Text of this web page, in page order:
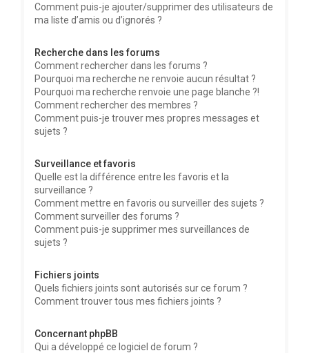
Comment puis-je ajouter/supprimer des utilisateurs de
ma liste d’amis ou d’ignorés ?
Recherche dans les forums
Comment rechercher dans les forums ?
Pourquoi ma recherche ne renvoie aucun résultat ?
Pourquoi ma recherche renvoie une page blanche ?!
Comment rechercher des membres ?
Comment puis-je trouver mes propres messages et
sujets ?
Surveillance et favoris
Quelle est la différence entre les favoris et la
surveillance ?
Comment mettre en favoris ou surveiller des sujets ?
Comment surveiller des forums ?
Comment puis-je supprimer mes surveillances de
sujets ?
Fichiers joints
Quels fichiers joints sont autorisés sur ce forum ?
Comment trouver tous mes fichiers joints ?
Concernant phpBB
Qui a développé ce logiciel de forum ?